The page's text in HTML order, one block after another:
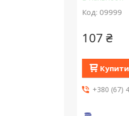
Код: 09999
107 ₴
Купити
+380 (67)